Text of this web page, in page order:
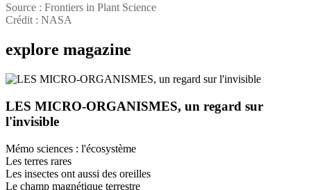
Source : Frontiers in Plant Science
Crédit : NASA
explore magazine
LES MICRO-ORGANISMES, un regard sur
l'invisible
Mémo sciences : l'écosystème
Les terres rares
Les insectes ont aussi des oreilles
Le champ magnétique terrestre